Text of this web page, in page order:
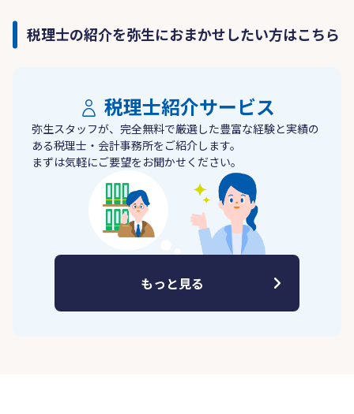
税理士の紹介を弥生におまかせしたい方はこちら
税理士紹介サービス
弥生スタッフが、完全無料で厳選した豊富な経験と実績の
ある税理士・会計事務所をご紹介します。
まずは気軽にご要望をお聞かせください。
もっと見る